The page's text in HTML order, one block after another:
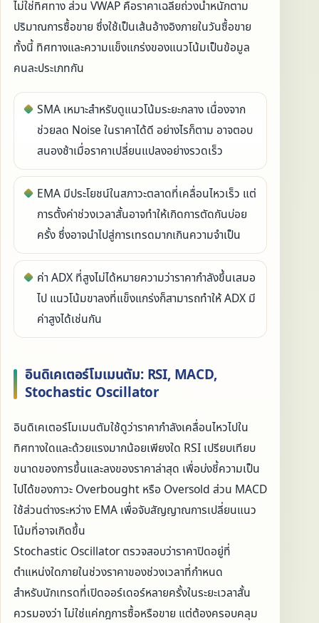
ไม่ใช่ทิศทาง ส่วน VWAP คือราคาเฉลี่ยถ่วงน้ำหนักตาม
ปริมาณการซื้อขาย ซึ่งใช้เป็นเส้นอ้างอิงภายในวันซื้อขาย
ทั้งนี้ ทิศทางและความแข็งแกร่งของแนวโน้มเป็นข้อมูล
คนละประเภทกัน
SMA เหมาะสำหรับดูแนวโน้มระยะกลาง เนื่องจาก
ช่วยลด Noise ในราคาได้ดี อย่างไรก็ตาม อาจตอบ
สนองช้าเมื่อราคาเปลี่ยนแปลงอย่างรวดเร็ว
EMA มีประโยชน์ในสภาวะตลาดที่เคลื่อนไหวเร็ว แต่
การตั้งค่าช่วงเวลาสั้นอาจทำให้เกิดการตัดกันบ่อย
ครั้ง ซึ่งอาจนำไปสู่การเทรดมากเกินความจำเป็น
ค่า ADX ที่สูงไม่ได้หมายความว่าราคากำลังขึ้นเสมอ
ไป แนวโน้มขาลงที่แข็งแกร่งก็สามารถทำให้ ADX มี
ค่าสูงได้เช่นกัน
อินดิเคเตอร์โมเมนตัม: RSI, MACD,
Stochastic Oscillator
อินดิเคเตอร์โมเมนตัมใช้ดูว่าราคากำลังเคลื่อนไหวไปใน
ทิศทางใดและด้วยแรงมากน้อยเพียงใด RSI เปรียบเทียบ
ขนาดของการขึ้นและลงของราคาล่าสุด เพื่อบ่งชี้ความเป็น
ไปได้ของภาวะ Overbought หรือ Oversold ส่วน MACD
ใช้ส่วนต่างระหว่าง EMA เพื่อจับสัญญาณการเปลี่ยนแนว
โน้มที่อาจเกิดขึ้น
Stochastic Oscillator ตรวจสอบว่าราคาปิดอยู่ที่
ตำแหน่งใดภายในช่วงราคาของช่วงเวลาที่กำหนด
สำหรับนักเทรดที่เปิดออร์เดอร์หลายครั้งในระยะเวลาสั้น
ควรมองว่า ไม่ใช่แค่กฎการซื้อหรือขาย แต่ต้องครอบคลุม